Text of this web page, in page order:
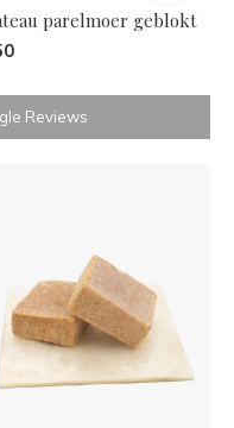
parelmoer geblokt
Reviews